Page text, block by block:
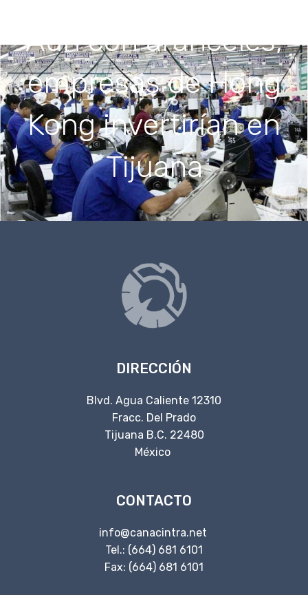
Aún con aranceles,
empresas de Hong
Kong invertirían en
Tijuana
DIRECCIÓN
Blvd. Agua Caliente 12310
Fracc. Del Prado
Tijuana B.C. 22480
México
CONTACTO
info@canacintra.net
Tel.: (664) 681 6101
Fax: (664) 681 6101